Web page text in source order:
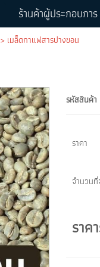
ร้านค้าผู้ประกอบการ
> เมล็ดกาแฟสารปางขอน
รหัสสินค้า
ราคา
จำนวน
ราค